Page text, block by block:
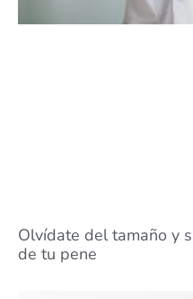
Olvídate del tamaño y
de tu pene